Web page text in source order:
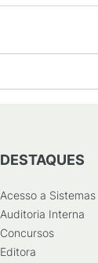
DESTAQUES
Acesso a Sistemas
Auditoria Interna
Concursos
Editora